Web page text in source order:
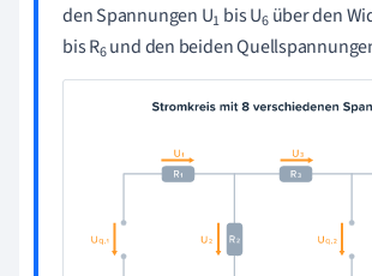
den Spannungen U1 bis U6über den
bis R6und den beiden